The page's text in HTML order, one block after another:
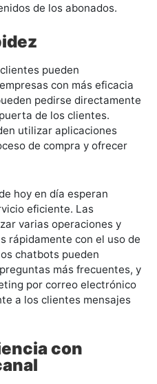
de los abonados.
pueden
con más eficacia
pedirse directamente
de los clientes.
utilizar aplicaciones
de compra y ofrecer
hoy en día esperan
eficiente. Las
varias operaciones y
rápidamente con el uso de
chatbots pueden
más frecuentes, y
por correo electrónico
a los clientes mensajes
con